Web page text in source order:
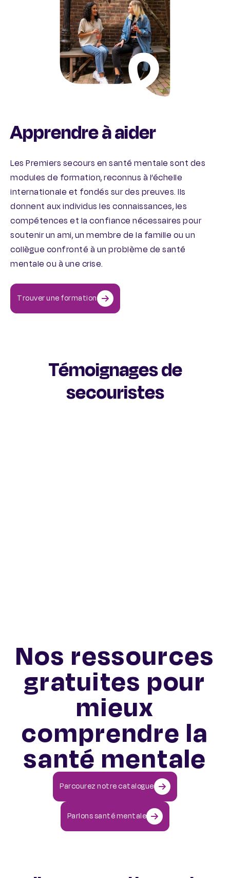
Apprendre à aider
Les Premiers secours en santé mentale sont des
modules de formation, reconnus à l’échelle
internationale et fondés sur des preuves. Ils
donnent aux individus les connaissances, les
compétences et la confiance nécessaires pour
soutenir un ami, un membre de la famille ou un
collègue confronté à un problème de santé
mentale ou à une crise.
Trouver une formation
Témoignages de
secouristes
Nos ressources
gratuites pour
mieux
comprendre la
santé mentale
Parcourez notre catalogue
Parlons santé mentale